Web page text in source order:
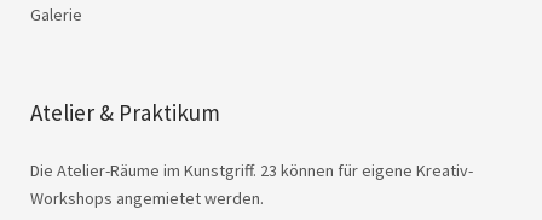
Galerie
Atelier & Praktikum
Die Atelier-Räume im Kunstgriff. 23 können für eigene Kreativ-
Workshops angemietet werden.